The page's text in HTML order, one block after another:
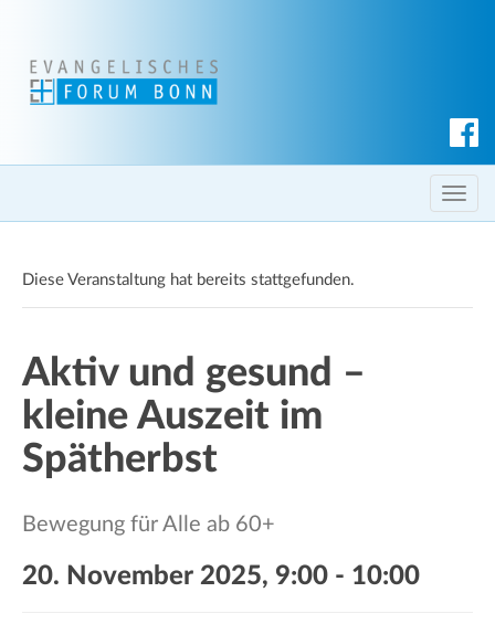
c
h T
o
l
Diese Veranstaltung hat bereits stattgefunden.
Aktiv und gesund –
kleine Auszeit im
Spätherbst
Bewegung für Alle ab 60+
20. November 2025, 9:00 - 10:00